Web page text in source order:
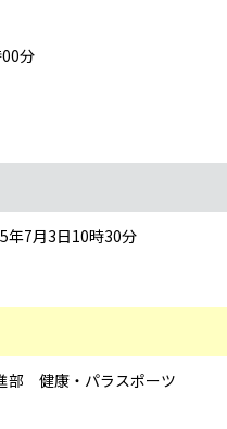
分
年7月3日10時30分
部 健康・パラスポーツ